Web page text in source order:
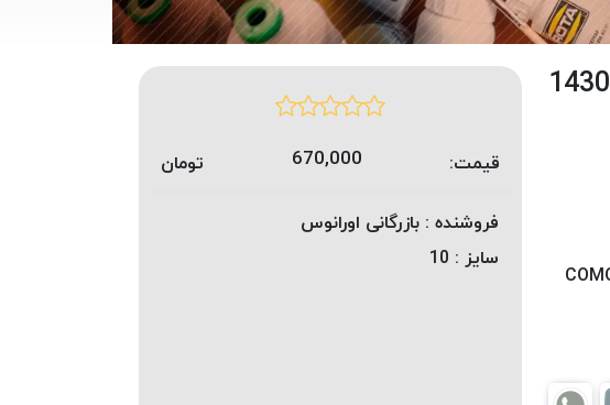
نخ دوخت ترکیه کومو کد 1430
قیمت: 670,000
تومان
فروشنده : بازرگانی اورانوس
سایز : 10